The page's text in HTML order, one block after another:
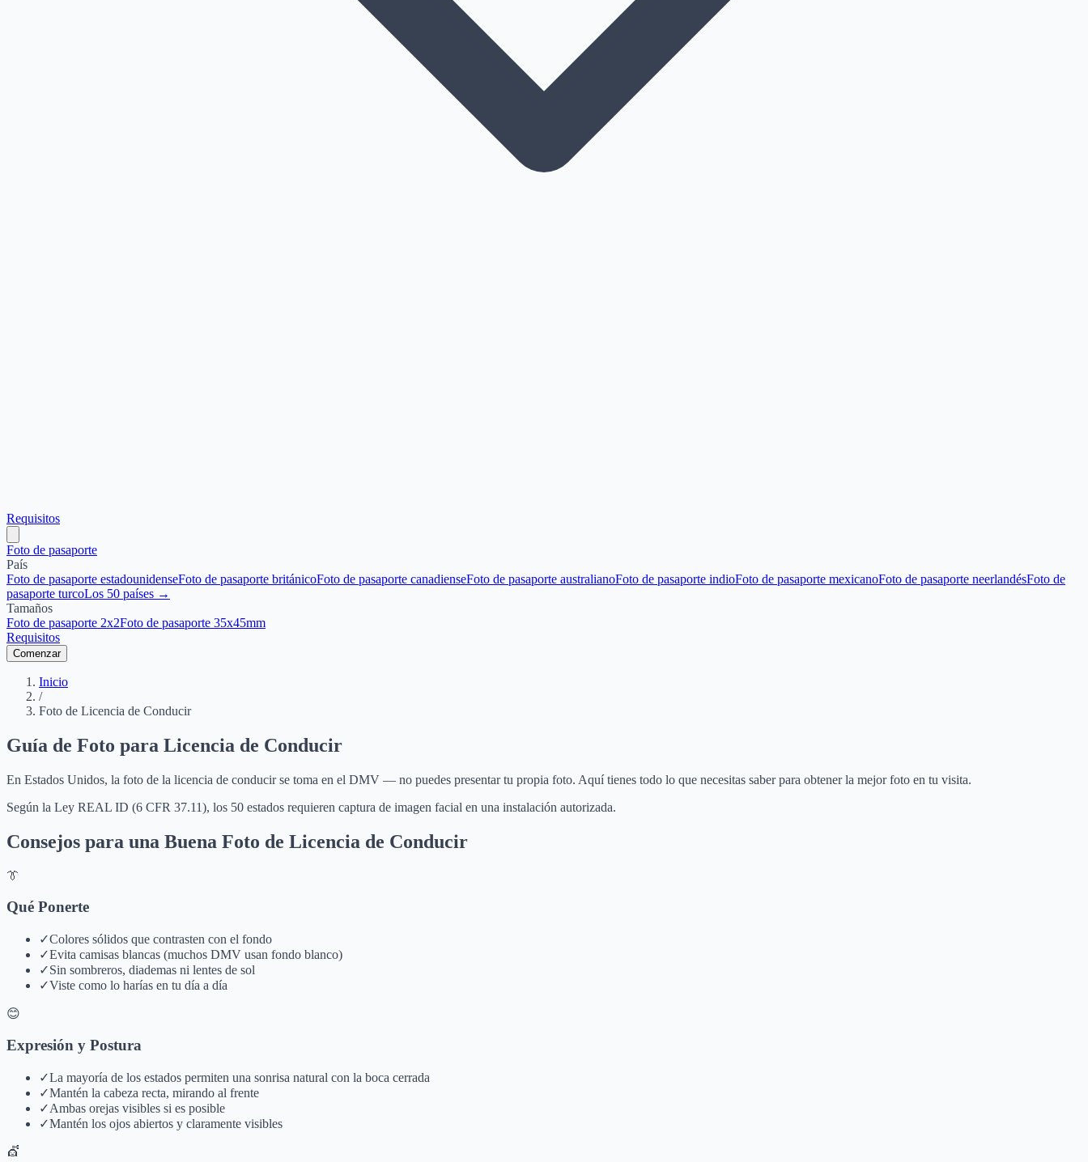
Requisitos
Foto de pasaporte
País
Foto de pasaporte estadounidenseFoto de pasaporte británicoFoto de pasaporte canadienseFoto de pasaporte australianoFoto de pasaporte indioFoto de pasaporte mexicanoFoto de pasaporte neerlandésFoto de
pasaporte turcoLos 50 países →
Tamaños
Foto de pasaporte 2x2Foto de pasaporte 35x45mm
Requisitos
Comenzar
Inicio
/
Foto de Licencia de Conducir
Guía de Foto para Licencia de Conducir
En Estados Unidos, la foto de la licencia de conducir se toma en el DMV — no puedes presentar tu propia foto. Aquí tienes todo lo que necesitas saber para obtener la mejor foto en tu visita.
Según la Ley REAL ID (6 CFR 37.11), los 50 estados requieren captura de imagen facial en una instalación autorizada.
Consejos para una Buena Foto de Licencia de Conducir
👔
Qué Ponerte
✓Colores sólidos que contrasten con el fondo
✓Evita camisas blancas (muchos DMV usan fondo blanco)
✓Sin sombreros, diademas ni lentes de sol
✓Viste como lo harías en tu día a día
😊
Expresión y Postura
✓La mayoría de los estados permiten una sonrisa natural con la boca cerrada
✓Mantén la cabeza recta, mirando al frente
✓Ambas orejas visibles si es posible
✓Mantén los ojos abiertos y claramente visibles
💇